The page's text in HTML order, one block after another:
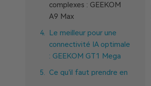
complexes : GEEKOM
A9 Max
Le meilleur pour une
connectivité IA optimale
: GEEKOM GT1 Mega
Ce qu’il faut prendre en